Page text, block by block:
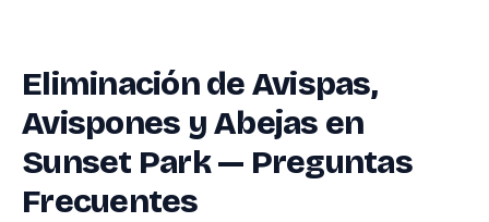
Eliminación de Avispas,
Avispones y Abejas en
Sunset Park — Preguntas
Frecuentes